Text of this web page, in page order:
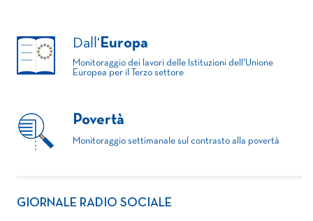
Dall' Europa
Monitoraggio dei lavori delle Istituzioni dell'Unione
Europea per il Terzo settore
Povertà
Monitoraggio settimanale sul contrasto alla povertà
GIORNALE RADIO SOCIALE